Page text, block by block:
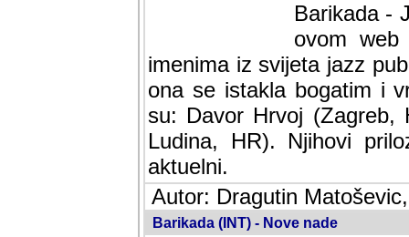
Barikada -
ovom web
imenima iz svijeta jazz
ona se istakla bogatim i
su: Davor Hrvoj (Zagreb,
Ludina, HR). Njihovi
aktuelni.
Autor: Dragutin
Barikada (INT) - Nove nade